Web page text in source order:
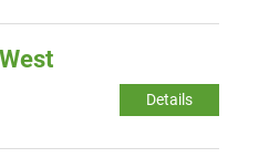
Details